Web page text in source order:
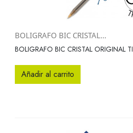
BOLIGRAFO BIC CRISTAL...
BOLIGRAFO BIC CRISTAL ORIGINAL
Añadir al carrito